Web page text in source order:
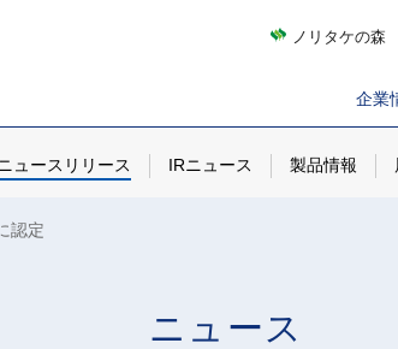
ノリタケの森
企業
ュースリリース IRニュース 製品情報
認定
ニュース